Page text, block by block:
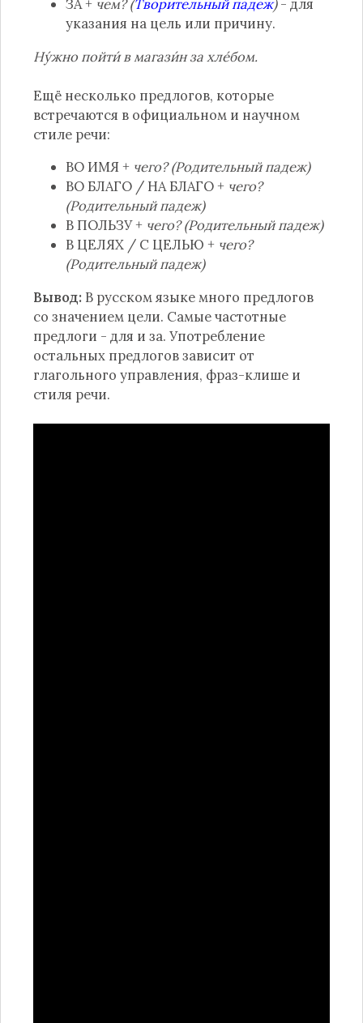
ЗА + чем? (Творительный падеж) - для
указания на цель или причину.
Ну́жно пойти́ в магази́н за хле́бом.
Ещё несколько предлогов, которые
встречаются в официальном и научном
стиле речи:
ВО ИМЯ + чего? (Родительный падеж)
ВО БЛАГО / НА БЛАГО + чего?
(Родительный падеж)
В ПОЛЬЗУ + чего? (Родительный падеж)
В ЦЕЛЯХ / С ЦЕЛЬЮ + чего?
(Родительный падеж)
Вывод: В русском языке много предлогов
со значением цели. Самые частотные
предлоги - для и за. Употребление
остальных предлогов зависит от
глагольного управления, фраз-клише и
стиля речи.